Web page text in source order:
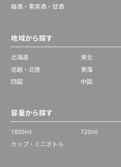
梅酒・果実酒・甘酒
地域から探す
北海道 東北
信越・北陸
東海
四国
中国
容量から探す
1800ml 720ml
カップ・ミニボトル